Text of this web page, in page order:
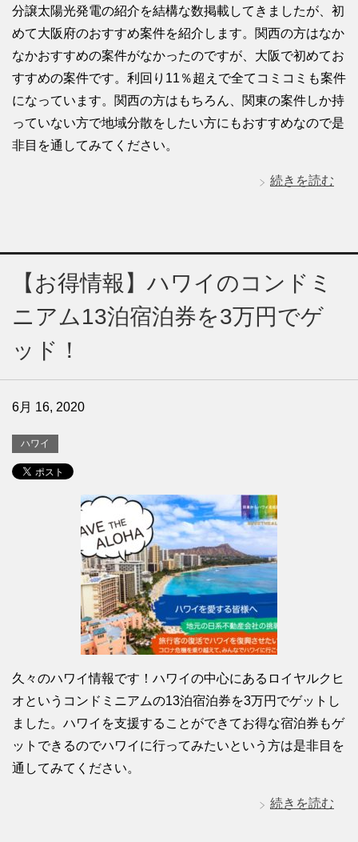
分譲太陽光発電の紹介を結構な数掲載してきましたが、初
めて大阪府のおすすめ案件を紹介します。関西の方はなか
なかおすすめの案件がなかったのですが、大阪で初めてお
すすめの案件です。利回り11％超えで全てコミコミも案件
になっています。関西の方はもちろん、関東の案件しか持
っていない方で地域分散をしたい方にもおすすめなので是
非目を通してみてください。
続きを読む
【お得情報】ハワイのコンドミ
ニアム13泊宿泊券を3万円でゲ
ッド！
6月 16, 2020
ハワイ
久々のハワイ情報です！ハワイの中心にあるロイヤルクヒ
オというコンドミニアムの13泊宿泊券を3万円でゲットし
ました。ハワイを支援することができてお得な宿泊券もゲ
ットできるのでハワイに行ってみたいという方は是非目を
通してみてください。
続きを読む